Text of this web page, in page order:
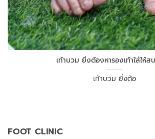
เท้าบวม ยิ่งต้องหารองเท้าใส่ให้ส
เท้าบวม ยิ่งต้อ
FOOT CLINIC